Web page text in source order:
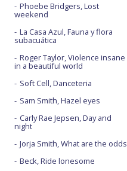
Phoebe Bridgers, Lost
weekend
La Casa Azul, Fauna y flora
subacuática
Roger Taylor, Violence insane
in a beautiful world
Soft Cell, Danceteria
Sam Smith, Hazel eyes
Carly Rae Jepsen, Day and
night
Jorja Smith, What are the odds
Beck, Ride lonesome